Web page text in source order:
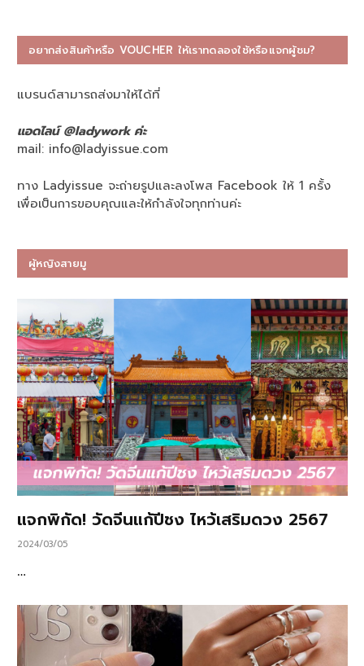
อยากส่งสินค้าหรือ VOUCHER ให้เราทดลองใช้หรือแจกผู้ชม?
แบรนด์สามารถส่งมาให้ได้ที่
แอดไลน์ @ladywork ค่ะ
mail: info@ladyissue.com
ทาง Ladyissue จะถ่ายรูปและลงโพส Facebook ให้ 1 ครั้ง
เพื่อเป็นการขอบคุณและให้กำลังใจทุกท่านค่ะ
ผู้หญิงสายมู
แจกพิกัด! วัดจีนแก้ปีชง ไหว้เสริมดวง 2567
2024/03/05
…